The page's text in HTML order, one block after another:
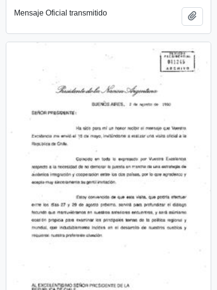
Mensaje Oficial transmitido